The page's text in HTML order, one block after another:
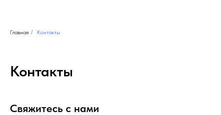
Главная / Контакты
Контакты
Свяжитесь с нами